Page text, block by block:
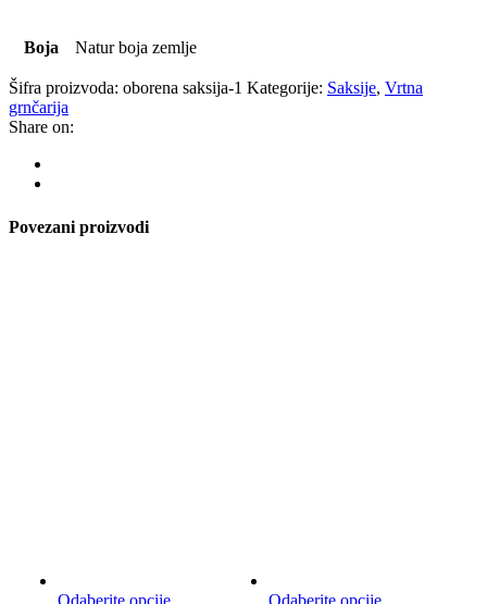
Boja Natur boja zemlje
Šifra proizvoda: oborena saksija-1 Kategorije: Saksije, Vrtna
grnčarija
Share on:
Povezani proizvodi
Odaberite opcijeOvaj
Odaberite opcijeOvaj